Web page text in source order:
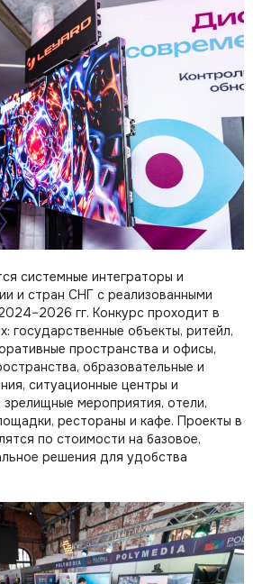
системные интеграторы и
и стран СНГ с реализованными
гг. Конкурс проходит в
государственные объекты, ритейл,
пространства и офисы,
образовательные и
ситуационные центры и
зрелищные мероприятия, отели,
рестораны и кафе. Проекты в
по стоимости на базовое,
решения для удобства